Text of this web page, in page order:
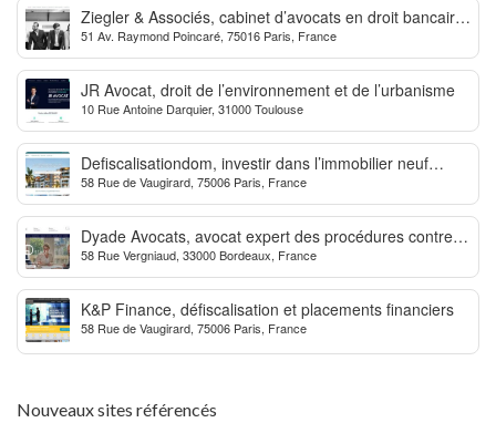
Ziegler & Associés, cabinet d’avocats en droit bancaire,
cryptomonnaie et escroqueries financières
51 Av. Raymond Poincaré, 75016 Paris, France
JR Avocat, droit de l’environnement et de l’urbanisme
10 Rue Antoine Darquier, 31000 Toulouse
Defiscalisationdom, investir dans l’immobilier neuf
Outre-mer
58 Rue de Vaugirard, 75006 Paris, France
Dyade Avocats, avocat expert des procédures contre la
MDPH
58 Rue Vergniaud, 33000 Bordeaux, France
K&P Finance, défiscalisation et placements financiers
58 Rue de Vaugirard, 75006 Paris, France
Nouveaux sites référencés